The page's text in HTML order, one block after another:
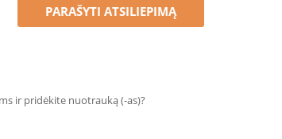
PARAŠYTI ATSILIEPIMĄ
ir pridėkite nuotrauką (-as)?